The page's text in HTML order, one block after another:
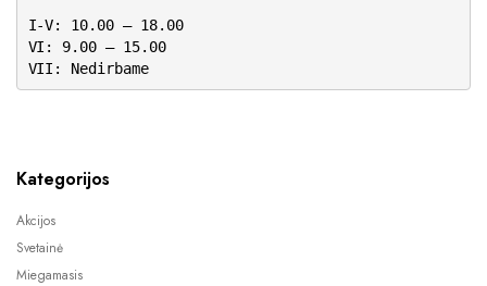
I-V: 10.00 – 18.00
VI: 9.00 – 15.00
VII: Nedirbame
Kategorijos
Akcijos
Svetainė
Miegamasis